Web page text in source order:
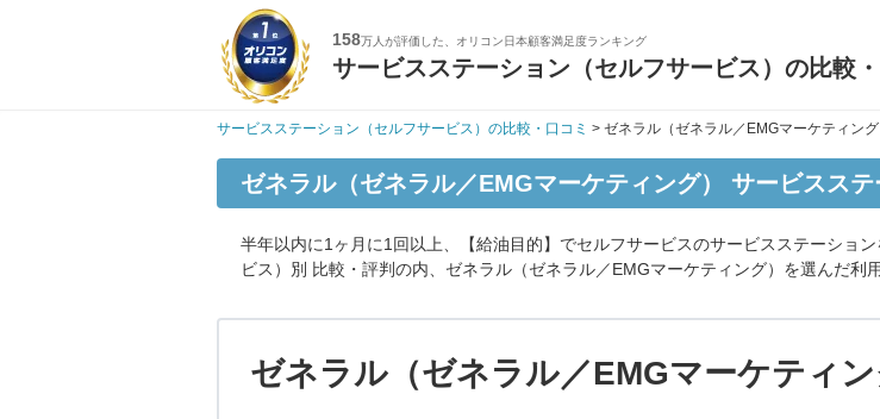
158万人が評価した、オリコン日本顧客満足度ランキング
サービスステーション（セルフサービス）の比較
サービスステーション（セルフサービス）の比較・口コミ > ゼネラル（ゼネラル／EMGマーケティング
ゼネラル（ゼネラル／EMGマーケティング） サービスス
半年以内に1ヶ月に1回以上、【給油目的】でセルフサービスのサービスステーション
ビス）別 比較・評判の内、ゼネラル（ゼネラル／EMGマーケティング）を選んだ利
ゼネラル（ゼネラル／EMGマーケティン